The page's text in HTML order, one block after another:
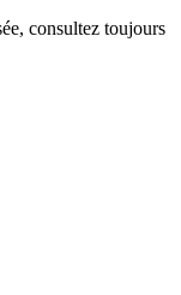
consultez toujours